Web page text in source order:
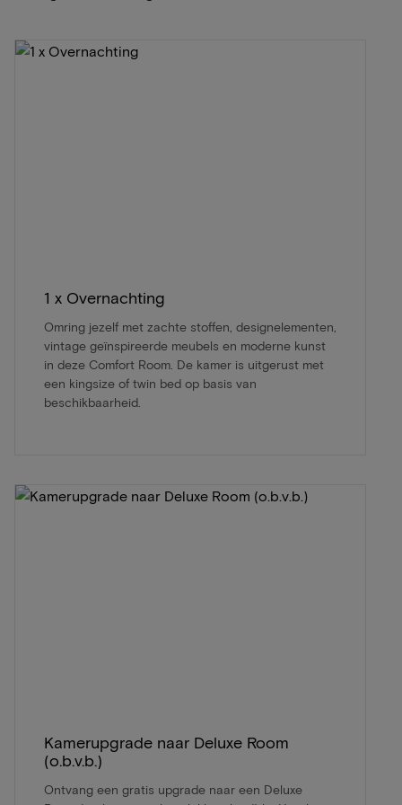
1 x Overnachting
Omring jezelf met zachte stoffen, designelementen,
vintage geïnspireerde meubels en moderne kunst
in deze Comfort Room. De kamer is uitgerust met
een kingsize of twin bed op basis van
beschikbaarheid.
Kamerupgrade naar Deluxe Room
(o.b.v.b.)
Ontvang een gratis upgrade naar een Deluxe